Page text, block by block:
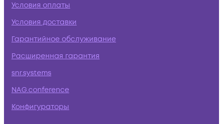
Условия оплаты
Условия доставки
Гарантийное обслуживание
Расширенная гарантия
snr.systems
NAG.conference
Конфигураторы